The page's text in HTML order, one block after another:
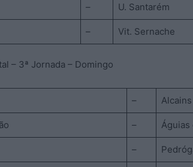
– U. Santarém
– Vit. Sernache
– 3ª Jornada – Domingo
– Alcains
– Águias
–